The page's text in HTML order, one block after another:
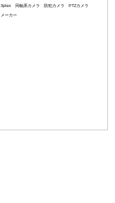
3plex 同軸系カメラ 防犯カメラ PTZカメラ
メーカー